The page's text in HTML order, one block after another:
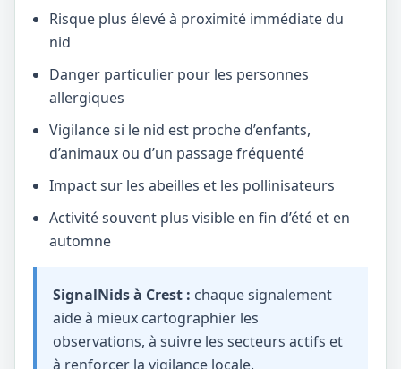
Risque plus élevé à proximité immédiate du
nid
Danger particulier pour les personnes
allergiques
Vigilance si le nid est proche d’enfants,
d’animaux ou d’un passage fréquenté
Impact sur les abeilles et les pollinisateurs
Activité souvent plus visible en fin d’été et en
automne
SignalNids à Crest : chaque signalement
aide à mieux cartographier les
observations, à suivre les secteurs actifs et
à renforcer la vigilance locale.